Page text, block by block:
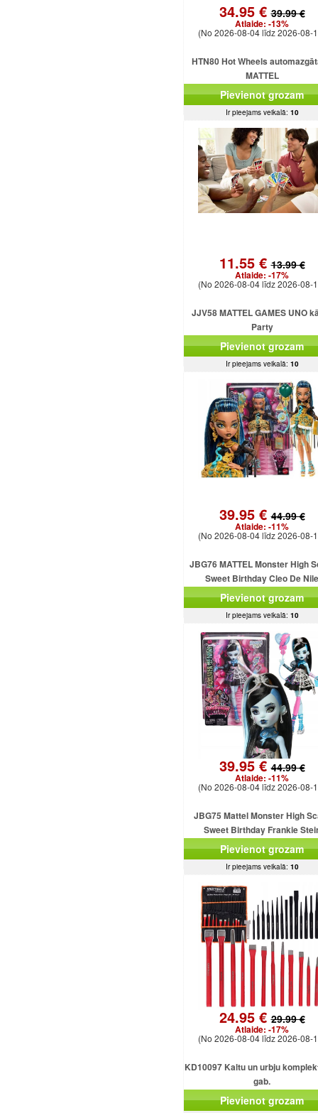
34.95 €39.99 €
Atlaide: -13%
(No 2026-08-04 līdz 2026-08-
HTN80 Hot Wheels
MATTEL
Pievienot grozam
Ir pieejams veikalā: 10
11.55 €13.99 €
Atlaide: -17%
(No 2026-08-04 līdz 2026-08-
JJV58 MATTEL GAMES UNO
Party
Pievienot grozam
Ir pieejams veikalā: 10
39.95 €44.99 €
Atlaide: -11%
(No 2026-08-04 līdz 2026-08-
JBG76 MATTEL Monster High
Sweet Birthday Cleo De Nile
Pievienot grozam
Ir pieejams veikalā: 10
39.95 €44.99 €
Atlaide: -11%
(No 2026-08-04 līdz 2026-08-
JBG75 Mattel Monster High
Sweet Birthday Frankie
Pievienot grozam
Ir pieejams veikalā: 10
24.95 €29.99 €
Atlaide: -17%
(No 2026-08-04 līdz 2026-08-
KD10097 Kaltu un urbju
gab.
Pievienot grozam